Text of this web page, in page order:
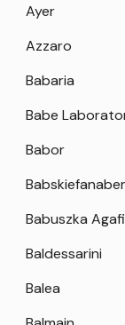
Ayer
Azzaro
Babaria
Babe
Babor
Babuszka
Baldessarini
Balea